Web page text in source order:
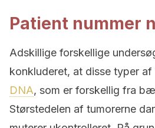
Patient nummer
Adskillige forskellige
konkluderet, at disse typer af
DNA, som er forskellig fra
Størstedelen af tumorerne